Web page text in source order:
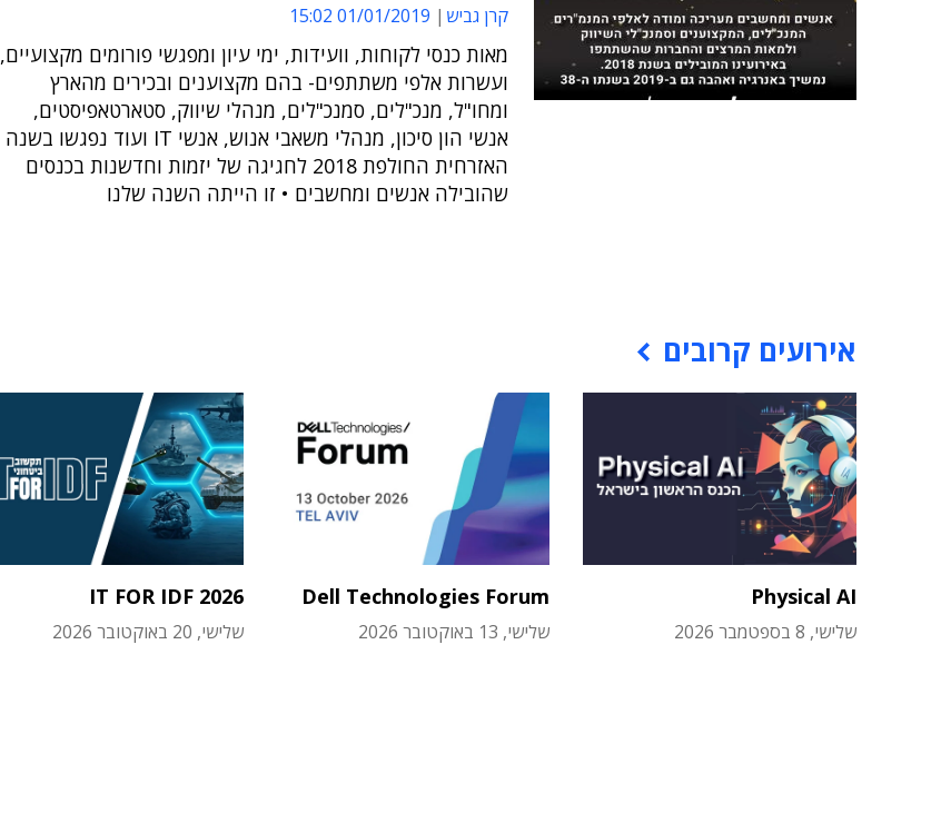
קרן גביש 01/01/2019 15:02
מאות כנסי לקוחות, וועידות, ימי עיון ומפגשי פורומים מקצועיים,
ועשרות אלפי משתתפים- בהם מקצוענים ובכירים מהארץ
ומחו"ל, מנכ"לים, סמנכ"לים, מנהלי שיווק, סטארטאפיסטים,
אנשי הון סיכון, מנהלי משאבי אנוש, אנשי IT ועוד נפגשו בשנה
האזרחית החולפת 2018 לחגיגה של יזמות וחדשנות בכנסים
שהובילה אנשים ומחשבים • זו הייתה השנה שלנו
אירועים קרובים
Physical AI
שלישי, 8 בספטמבר 2026
Dell Technologies Forum
שלישי, 13 באוקטובר 2026
IT FOR IDF 2026
שלישי, 20 באוקטובר 2026